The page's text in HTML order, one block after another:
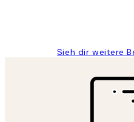
Sieh dir weitere